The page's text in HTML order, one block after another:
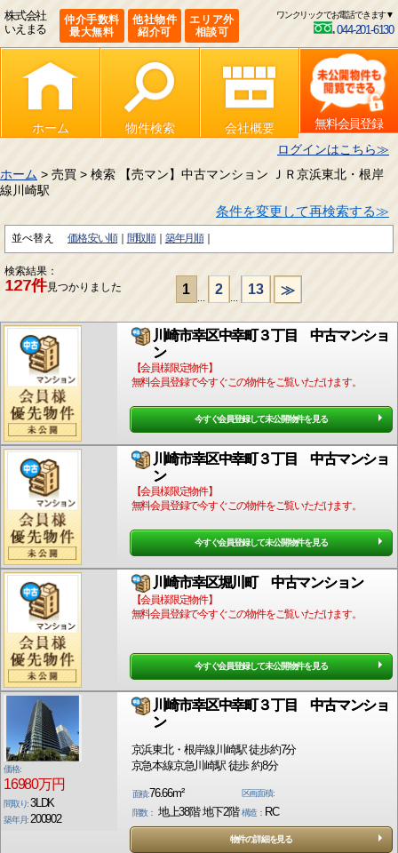
株式会社
いえまる
仲介手数料
最大無料
他社物件
紹介可
エリア外
相談可
ワンクリックでお電話できます▼
044-201-6130
ホーム 物件検索 会社概要
無料会員登録
ログインはこちら≫
ホーム > 売買 > 検索 【売マン】中古マンション ＪＲ京浜東北・根岸
線川崎駅
条件を変更して再検索する≫
並べ替え 価格:安い順 間取順 築年月順
検索結果：
127件見つかりました 1
...
2
...
13 ≫
川崎市幸区中幸町３丁目 中古マンショ
ン
【会員様限定物件】
無料会員登録で今すぐこの物件をご覧いただけます。
今すぐ会員登録して未公開物件を見る
川崎市幸区中幸町３丁目 中古マンショ
ン
【会員様限定物件】
無料会員登録で今すぐこの物件をご覧いただけます。
今すぐ会員登録して未公開物件を見る
川崎市幸区堀川町 中古マンション
【会員様限定物件】
無料会員登録で今すぐこの物件をご覧いただけます。
今すぐ会員登録して未公開物件を見る
価格:
16980万円
間取り:3LDK
築年月:200902
川崎市幸区中幸町３丁目 中古マンショ
ン
京浜東北・根岸線川崎駅 徒歩約7分
京急本線京急川崎駅 徒歩 約8分
面積:76.66m²
区画面積:
階数： 地上38階 地下2階 構造： RC
物件の詳細を見る